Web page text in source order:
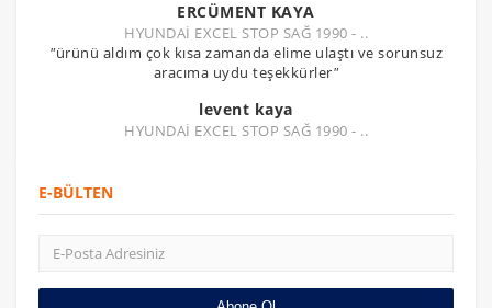
ERCÜMENT KAYA
HYUNDAİ EXCEL STOP SAĞ 1990 - ..
"ürünü aldım çok kısa zamanda elime ulaştı ve sorunsuz
aracıma uydu teşekkürler"
levent kaya
HYUNDAİ EXCEL STOP SAĞ 1990 - ..
E-BÜLTEN